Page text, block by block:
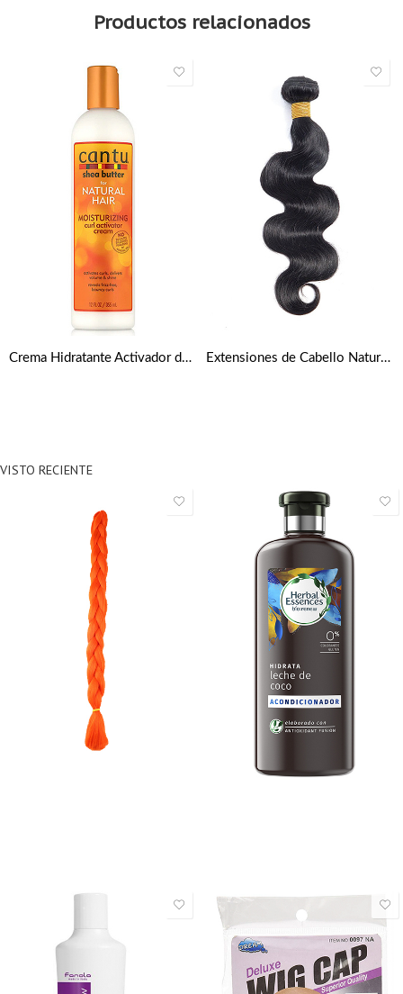
Productos relacionados
Crema Hidratante Activador de Rizos de 355 ml de Cantu Extensiones de Cabello Natural Cortina Ondulado
VISTO RECIENTE